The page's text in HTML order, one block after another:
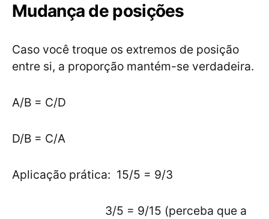
Mudança de posições
Caso você troque os extremos de posição
entre si, a proporção mantém-se verdadeira.
A/B = C/D
D/B = C/A
Aplicação prática: 15/5 = 9/3
3/5 = 9/15 (perceba que a